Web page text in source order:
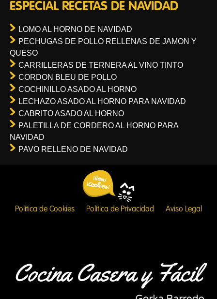
ESPECIAL RECETAS DE NAVIDAD
LOMO AL HORNO DE NAVIDAD
PECHUGAS DE POLLO RELLENAS DE JAMON Y
QUESO
CARRILLERAS DE TERNERA AL VINO TINTO
CORDON BLEU DE POLLO
COCHINILLO ASADO AL HORNO
LECHAZO ASADO AL HORNO PARA NAVIDAD
CABRITO ASADO AL HORNO
PALETILLA DE CORDERO AL HORNO PARA
NAVIDAD
PAVO RELLENO DE NAVIDAD
Política de Cookies Política de Privacidad Aviso Legal